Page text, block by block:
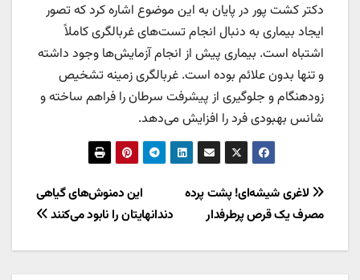
دکتر کشت پور در پایان به این موضوع اشاره کرد که تصور
ایجاد بیماری به دنبال انجام تست‌های غربالگری کاملاً
اشتباه است. بیماری پیش از انجام آزمایش‌ها وجود داشته
و تنها بدون علائم بوده است. غربالگری زمینه تشخیص
زودهنگام و جلوگیری از پیشرفت سرطان را فراهم ساخته و
شانس بهبودی فرد را افزایش می‌دهد.
راهبری
نوشته
این دمنوش‌های گیاهی
دندانهایتان را نابود می‌کنند
لاغری شیشه‌ای! پشت پرده
مصرف یک قرص پرطرفدار